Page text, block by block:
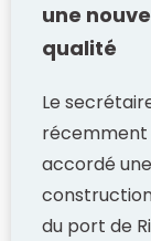
une
qualité
Le
récemment
accordé
du port de